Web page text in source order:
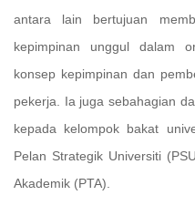
antara lain bertujuan
kepimpinan unggul dalam
konsep kepimpinan dan
pekerja. Ia juga sebahagian
kepada kelompok bakat
Pelan Strategik Universiti
Akademik (PTA).